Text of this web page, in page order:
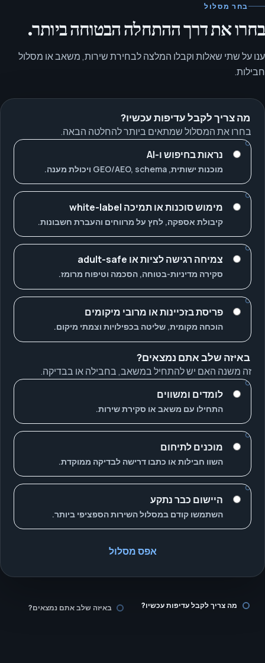
בחר מסלול
בחרו את דרך ההתחלה הבטוחה ביותר.
ענו על שתי שאלות וקבלו המלצה לבחירת שירות, משאב או מסלול
חבילות.
מה צריך לקבל עדיפות עכשיו?
בחרו את המסלול שמתאים ביותר להחלטה הבאה.
נראות בחיפוש ו-AI
מוכנות ישותית, GEO/AEO, schema ויכולת מענה.
מימוש סוכנות או תמיכה white-label
קיבולת אספקה, לחץ על מרווחים והעברת חשבונות.
צמיחה רגישה לציות או adult-safe
סקירה מדיניות-בטוחה, הסכמה וטיפוח מרומז.
פריסת בזכיינות או מרובי מיקומים
הוכחה מקומית, שליטה בכפילויות וצמתי מיקום.
באיזה שלב אתם נמצאים?
זה משנה האם יש להתחיל במשאב, בחבילה או בבדיקה.
לומדים ומשווים
התחילו עם משאב או סקירת שירות.
מוכנים לתיחום
השוו חבילות או כתבו דרישה לבדיקה ממוקדת.
היישום כבר נתקע
השתמשו קודם במסלול השירות הספציפי ביותר.
אפס מסלול
מה צריך לקבל עדיפות עכשיו? באיזה שלב אתם נמצאים?